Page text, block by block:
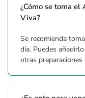
Advertencias
Conservar en lugar
Puede contener
preferentemente
¿Cómo se toma el
Viva?
Se recomienda
día. Puedes
otras preparaciones